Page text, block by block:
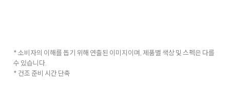
* 소비자의 이해를 돕기 위해 연출된 이미지이며, 제품별 색상 및 스펙은 다를
수 있습니다.
* 건조 준비 시간 단축